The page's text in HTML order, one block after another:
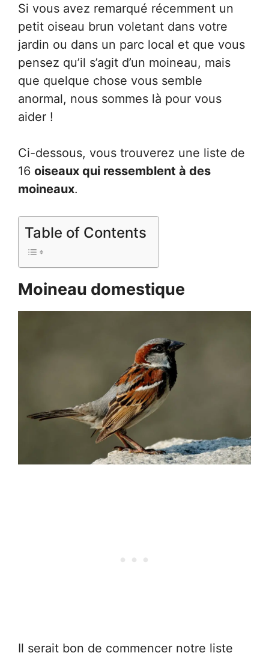
Si vous avez remarqué récemment un
petit oiseau brun voletant dans votre
jardin ou dans un parc local et que vous
pensez qu’il s’agit d’un moineau, mais
que quelque chose vous semble
anormal, nous sommes là pour vous
aider !
Ci-dessous, vous trouverez une liste de
16 oiseaux qui ressemblent à des
moineaux.
Table of Contents
Moineau domestique
Il serait bon de commencer notre liste